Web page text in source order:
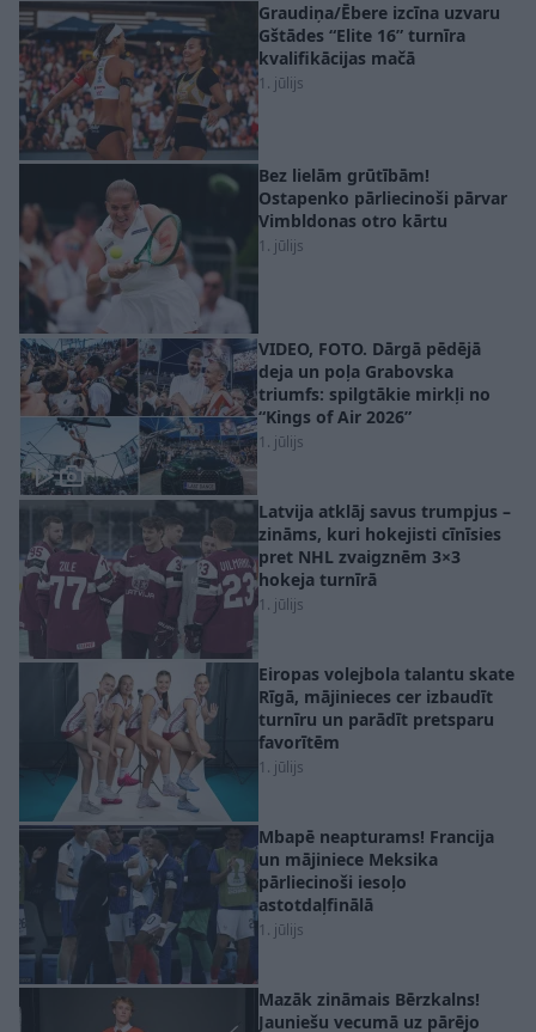
Graudiņa/Ēbere izcīna uzvaru
Gštādes “Elite 16” turnīra
kvalifikācijas mačā
1. jūlijs
Bez lielām grūtībām!
Ostapenko pārliecinoši pārvar
Vimbldonas otro kārtu
1. jūlijs
VIDEO, FOTO. Dārgā pēdējā
deja un poļa Grabovska
triumfs: spilgtākie mirkļi no
“Kings of Air 2026”
1. jūlijs
Latvija atklāj savus trumpjus –
zināms, kuri hokejisti cīnīsies
pret NHL zvaigznēm 3×3
hokeja turnīrā
1. jūlijs
Eiropas volejbola talantu skate
Rīgā, mājinieces cer izbaudīt
turnīru un parādīt pretsparu
favorītēm
1. jūlijs
Mbapē neapturams! Francija
un mājiniece Meksika
pārliecinoši iesoļo
astotdaļfinālā
1. jūlijs
Mazāk zināmais Bērzkalns!
Jauniešu vecumā uz pārējo